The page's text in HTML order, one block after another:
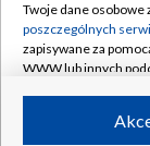
Rada
System NOS
Informacje o
Program dla
Twoje dane osobowe
poszczególnych
zapisywane za
WWW lub innych
ruchu w Internecie.